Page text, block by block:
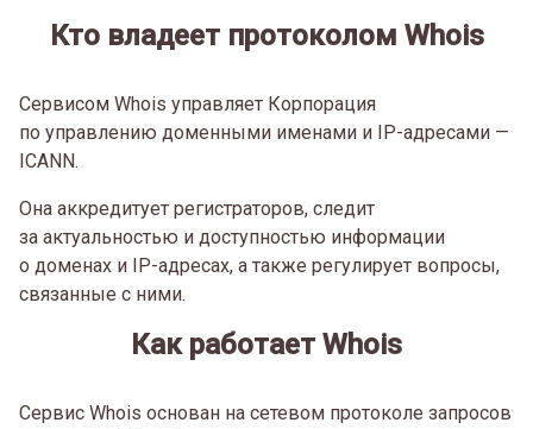
Кто владеет протоколом Whois
Сервисом Whois управляет Корпорация
по управлению доменными именами и IP-адресами —
ICANN.
Она аккредитует регистраторов, следит
за актуальностью и доступностью информации
о доменах и IP-адресах, а также регулирует вопросы,
связанные с ними.
Как работает Whois
Сервис Whois основан на сетевом протоколе запросов